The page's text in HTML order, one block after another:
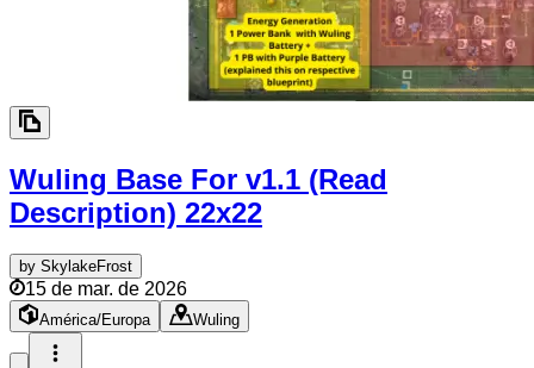
Wuling Base For v1.1 (Read
Description) 22x22
by SkylakeFrost
15 de mar. de 2026
América/Europa Wuling